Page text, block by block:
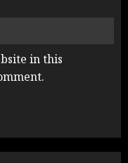
in this
पर Rahul Gandhi